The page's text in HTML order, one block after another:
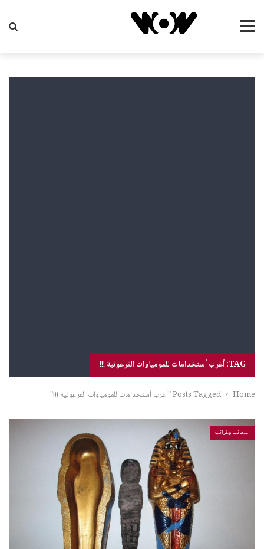
TAG: أغرب أستخدامات للمومياوات الفرعونية !!!
Home
› Posts Tagged "أغرب أستخدامات للمومياوات الفرعونية !!!"
عجائب وغرائب